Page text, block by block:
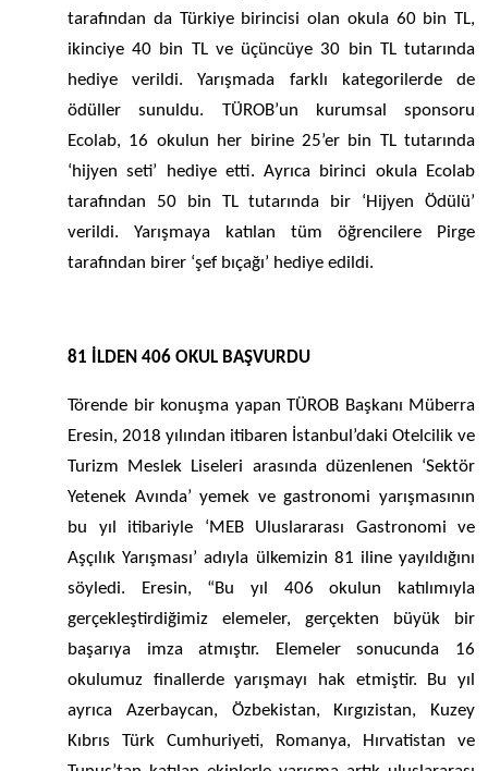
tarafından da Türkiye birincisi olan okula 60 bin TL,
ikinciye 40 bin TL ve üçüncüye 30 bin TL tutarında
hediye verildi.
Yarışmada farklı kategorilerde de
ödüller sunuldu. TÜROB’un kurumsal sponsoru
Ecolab, 16 okulun her birine 25’er bin TL tutarında
‘hijyen seti’ hediye etti. Ayrıca birinci okula Ecolab
tarafından 50 bin TL tutarında bir ‘Hijyen Ödülü’
verildi. Yarışmaya katılan tüm öğrencilere Pirge
tarafından birer ‘şef bıçağı’ hediye edildi.
81 İLDEN 406 OKUL BAŞVURDU
Törende bir konuşma yapan TÜROB Başkanı Müberra
Eresin, 2018 yılından itibaren İstanbul’daki Otelcilik ve
Turizm Meslek Liseleri arasında düzenlenen ‘Sektör
Yetenek Avında’ yemek ve gastronomi yarışmasının
bu yıl itibariyle ‘MEB Uluslararası Gastronomi ve
Aşçılık Yarışması’ adıyla ülkemizin 81 iline yayıldığını
söyledi. Eresin, “Bu yıl 406 okulun katılımıyla
gerçekleştirdiğimiz elemeler, gerçekten büyük bir
başarıya imza atmıştır. Elemeler sonucunda 16
okulumuz finallerde yarışmayı hak etmiştir. Bu yıl
ayrıca Azerbaycan, Özbekistan, Kırgızistan, Kuzey
Kıbrıs Türk Cumhuriyeti, Romanya, Hırvatistan ve